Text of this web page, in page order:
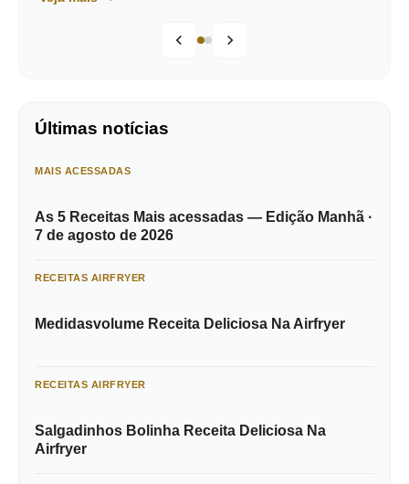
Últimas notícias
MAIS ACESSADAS
As 5 Receitas Mais acessadas — Edição Manhã ·
7 de agosto de 2026
RECEITAS AIRFRYER
Medidasvolume Receita Deliciosa Na Airfryer
RECEITAS AIRFRYER
Salgadinhos Bolinha Receita Deliciosa Na
Airfryer